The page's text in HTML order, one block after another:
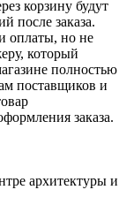
корзину будут
после заказа.
оплаты, но не
который
полностью
поставщиков и
заказа.
архитектуры и